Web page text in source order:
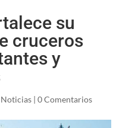
su
cruceros
y
Noticias| 0 Comentarios